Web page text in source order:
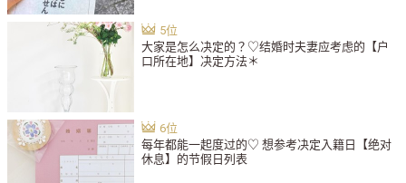
大家是怎么决定的？♡结婚时夫妻应考虑的【户
口所在地】决定方法＊
每年都能一起度过的♡ 想参考决定入籍日【绝对
休息】的节假日列表